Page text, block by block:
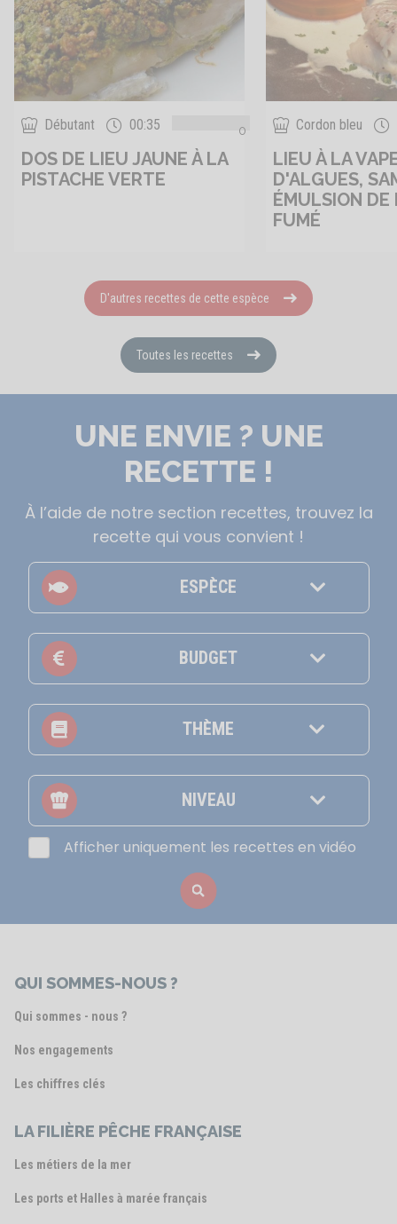
Débutant 00:35 0
DOS DE LIEU JAUNE À LA
PISTACHE VERTE
Cordon bleu
LIEU À LA
D'ALGUES,
ÉMULSION DE
FUMÉ
D'autres recettes de cette espèce
Toutes les recettes
UNE ENVIE ? UNE
RECETTE !
À l’aide de notre section recettes, trouvez la
recette qui vous convient !
ESPÈCE
BUDGET
THÈME
NIVEAU
Afficher uniquement les recettes en vidéo
QUI SOMMES-NOUS ?
Qui sommes - nous ?
Nos engagements
Les chiffres clés
LA FILIÈRE PÊCHE FRANÇAISE
Les métiers de la mer
Les ports et Halles à marée français